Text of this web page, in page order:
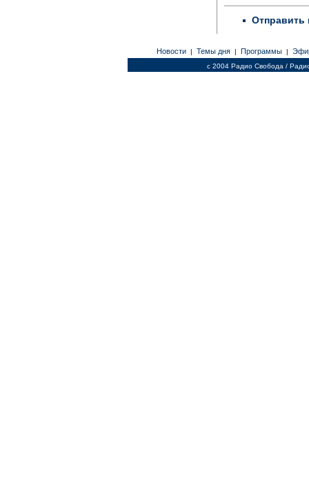
Отправить
Новости | Темы дня | Программы |
c 2004 Радио Свобода /